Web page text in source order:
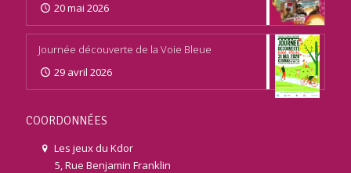
20 mai 2026
Journée découverte de la Voie Bleue
29 avril 2026
COORDONNÉES
Les jeux du Kdor
5, Rue Benjamin Franklin